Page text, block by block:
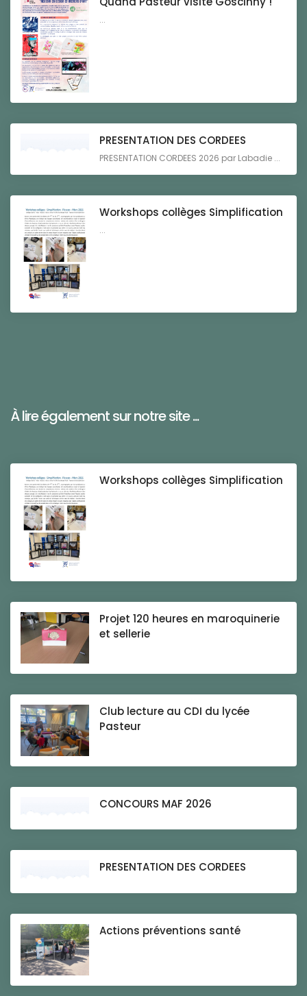
...
PRESENTATION DES CORDEES
PRESENTATION CORDEES 2026 par Labadie ...
Workshops collèges Simplification
...
À lire également sur notre site ...
Workshops collèges Simplification
Projet 120 heures en maroquinerie
et sellerie
Club lecture au CDI du lycée
Pasteur
CONCOURS MAF 2026
PRESENTATION DES CORDEES
Actions préventions santé